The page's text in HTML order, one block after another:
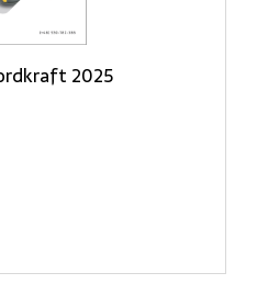
2025